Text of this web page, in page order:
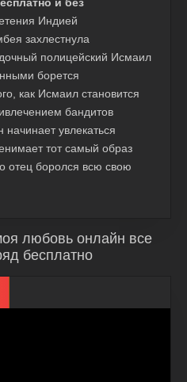
захлестнула
полицейский Исмаил
борется
как Исмаил становится
бандитов
начинает увлекаться
тот самый образ
отец боролся всю свою
любовь онлайн все
бесплатно